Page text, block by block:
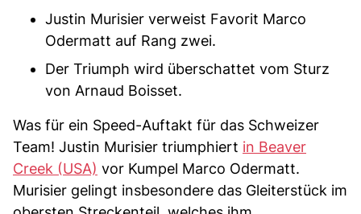
Justin Murisier verweist Favorit Marco
Odermatt auf Rang zwei.
Der Triumph wird überschattet vom Sturz
von Arnaud Boisset.
Was für ein Speed-Auftakt für das Schweizer
Team! Justin Murisier triumphiert in Beaver
Creek (USA) vor Kumpel Marco Odermatt.
Murisier gelingt insbesondere das Gleiterstück im